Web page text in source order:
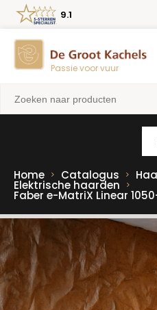
Passie voor vuur
9.1
Home Catalogus
Elektrische haarden
Faber e-MatriX Linear